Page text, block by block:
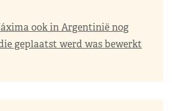
ook in Argentinië nog
geplaatst werd was bewerkt